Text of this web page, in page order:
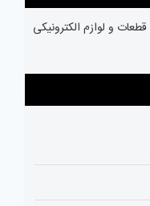
قطعات و لوازم الکترونیکی